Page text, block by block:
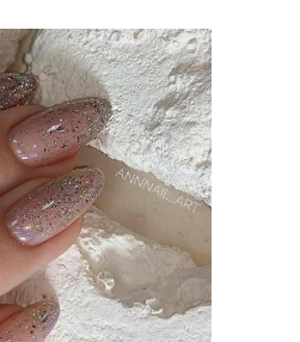
Маникюрный лак
Глянцевый лак